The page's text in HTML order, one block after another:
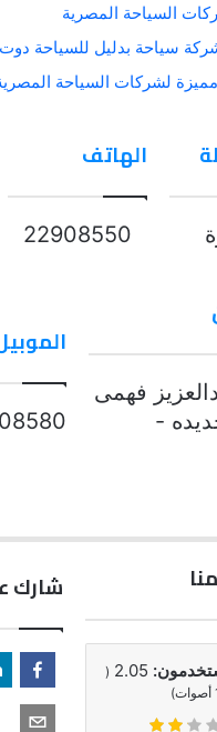
السياحة المصرية
سياحة بدليل للسياحة
لشركات السياحة
الهاتف
22908550
فهمى
-
2.05
(
أصوات)
شارك